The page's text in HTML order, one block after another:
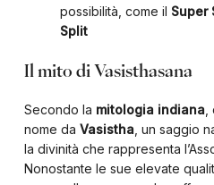
possibilità, come il Super
Split
Il mito di Vasisthasana
Secondo la mitologia indiana
nome da Vasistha , un saggio
la divinità che rappresenta
Nonostante le sue elevate